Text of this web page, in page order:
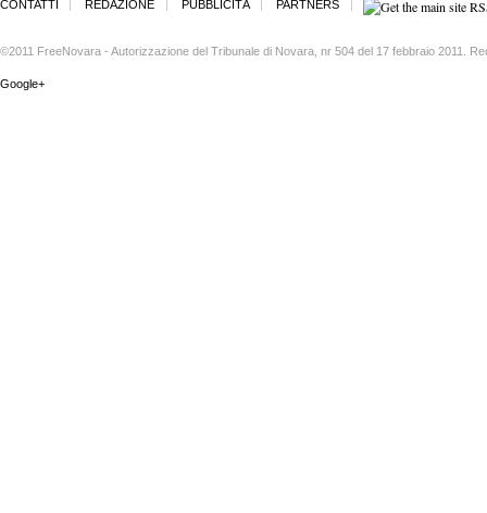
CONTATTI REDAZIONE PUBBLICITÀ PARTNERS
©2011 FreeNovara - Autorizzazione del Tribunale di Novara, nr 504 del 17 febbraio 2011.
Google+